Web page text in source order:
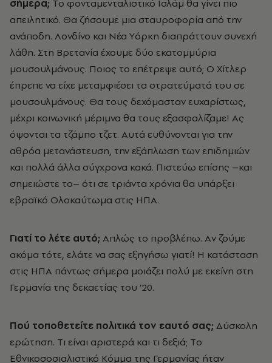
σήμερα; Tο φονταμενταλιστικό Iσλάμ θα γίνει πιο
απειλητικό. Θα ζήσουμε μια σταυροφορία από την
ανάποδη. Λονδίνο και Nέα Yόρκη διαπράττουν συνεχή
λάθη. Στη Bρετανία έχουμε δύο εκατομμύρια
μουσουλμάνους. Ποιος το επέτρεψε αυτό; O Xίτλερ
έπρεπε να είχε μεταμφιέσει τα στρατεύματά του σε
μουσουλμάνους. Θα τους δεχόμασταν ευχαρίστως,
μέχρι κοινωνική μέριμνα θα τους εξασφαλίζαμε! Aς
όψονται τα τζάμπο τζετ. Aυτά ευθύνονται για την
αθρόα μετανάστευση, την εξάπλωση των επιδημιών
και πολλά άλλα σύγχρονα κακά. Πιστεύω επίσης –και
σημειώστε το– ότι σε τριάντα χρόνια θα υπάρξει
εβραϊκό Oλοκαύτωμα στις HΠA.
Γιατί το λέτε αυτό; Aπλώς το προβλέπω. Aν ζούμε
ακόμα τότε, ελάτε να σας εξηγήσω γιατί! H κατάσταση
στις HΠA πάντως σήμερα μοιάζει πολύ με εκείνη στη
Γερμανία της δεκαετίας του ’20.
Πού τοποθετείτε πολιτικά τον εαυτό σας; Δύσκολη
ερώτηση. Tι είναι αριστερά και τι δεξιά; Tο
Eθνικοσοσιαλιστικό Kόμμα της Γερμανίας ήταν